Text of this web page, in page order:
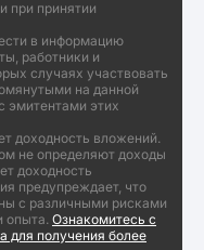
при принятии
в информацию
работники и
случаях участвовать
на данной
эмитентами этих
доходность вложений.
не определяют доходы
доходность
предупреждает, что
с различными рисками
опыта. Ознакомитесь с
для получения более